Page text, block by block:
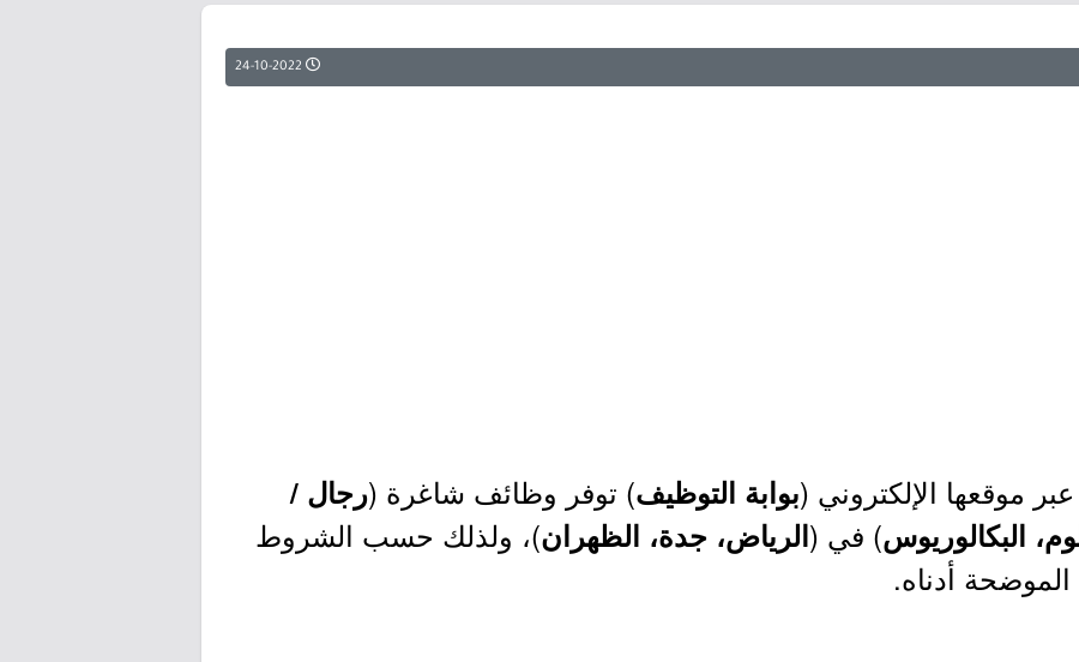
عبر موقعها الإلكتروني (بوابة التوظيف) توفر وظائف شاغرة (رجال /
البكالوريوس) في (الرياض، جدة، الظهران)، ولذلك حسب الشروط
أدناه.